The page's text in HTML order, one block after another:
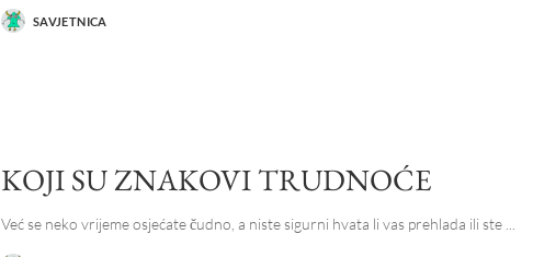
POSTED
BY
SAVJETNICA
KOJI SU ZNAKOVI TRUDNOĆE
Već se neko vrijeme osjećate čudno, a niste sigurni hvata li vas prehlada ili ste